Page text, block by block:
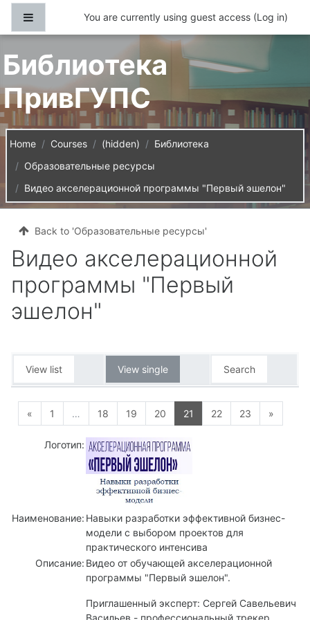
Skip to main content
Side panelYou are currently using guest access (Log in)
Библиотека
ПривГУПС
Home Courses (hidden)
Библиотека
Образовательные ресурсы
Видео акселерационной программы "Первый эшелон"
Back to 'Образовательные ресурсы'
Видео акселерационной
программы "Первый
эшелон"
View list View single Search
« Previous page
1 … 18 Page 18
19 Page 19
20 Page 20
21 Page 21
22Page 22
23 Page 23
»
Логотип:
Наименование: Навыки разработки эффективной бизнес-
модели с выбором проектов для
практического интенсива
Описание: Видео от обучающей акселерационной
программы "Первый эшелон".
Приглашенный эксперт: Сергей Савельевич
Васильев - профессиональный трекер,